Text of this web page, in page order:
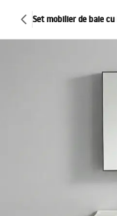
Set mobilier de baie